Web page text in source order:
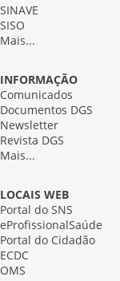
SINAVE
SISO
Mais...
INFORMAÇÃO
Comunicados
Documentos DGS
Newsletter
Revista DGS
Mais...
LOCAIS WEB
Portal do SNS
eProfissionalSaúde
Portal do Cidadão
ECDC
OMS